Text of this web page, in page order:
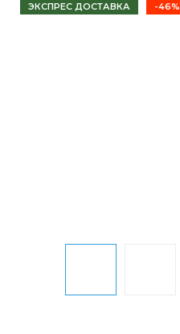
ЭКСПРЕС ДОСТАВКА -46%